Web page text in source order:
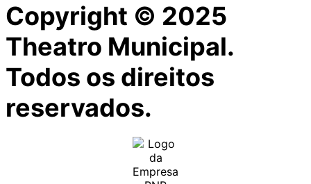
Copyright © 2025
Theatro Municipal.
Todos os direitos
reservados.